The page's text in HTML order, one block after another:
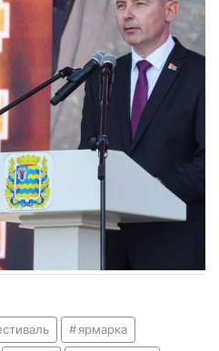
ярмарка